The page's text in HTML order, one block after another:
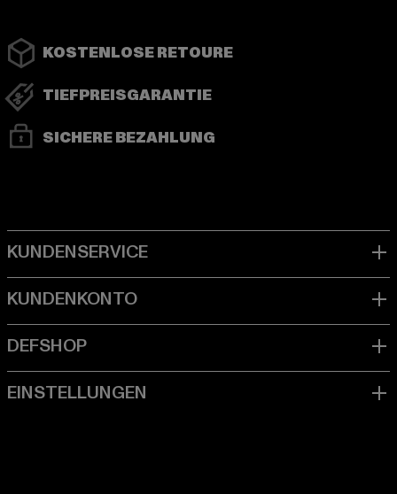
KOSTENLOSE RETOURE
TIEFPREISGARANTIE
SICHERE BEZAHLUNG